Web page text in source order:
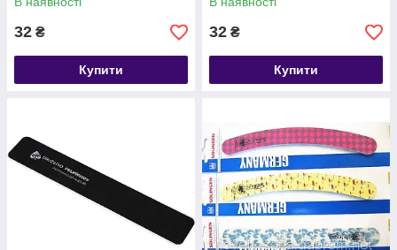
32 ₴
Купити
32 ₴
Купити